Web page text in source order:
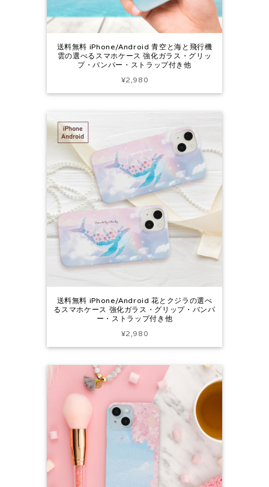
送料無料 iPhone/Android 青空と海と飛行機
雲の選べるスマホケース 強化ガラス・グリッ
プ・バンパー・ストラップ付き他
¥2,980
送料無料 iPhone/Android 花とクジラの選べ
るスマホケース 強化ガラス・グリップ・バンパ
ー・ストラップ付き他
¥2,980